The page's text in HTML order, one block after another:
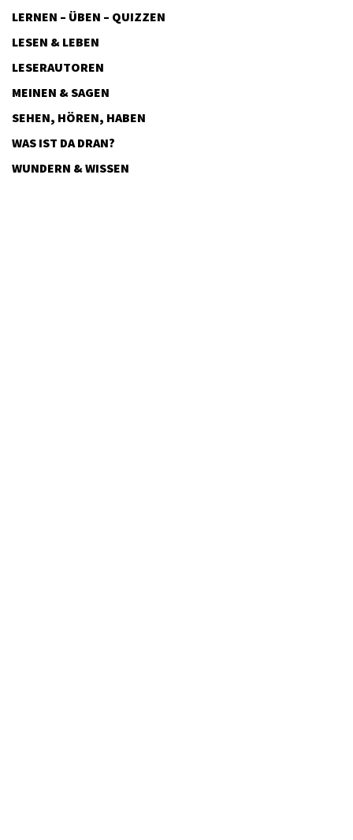
LERNEN – ÜBEN – QUIZZEN
LESEN & LEBEN
LESERAUTOREN
MEINEN & SAGEN
SEHEN, HÖREN, HABEN
WAS IST DA DRAN?
WUNDERN & WISSEN